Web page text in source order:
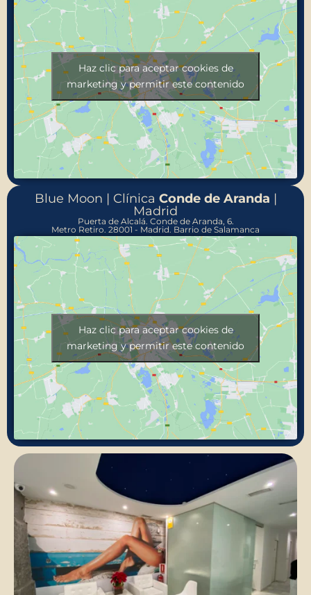
Haz clic para aceptar cookies de
marketing y permitir este contenido
Blue Moon | Clínica Conde de Aranda |
Madrid
Puerta de Alcalá. Conde de Aranda, 6.
Metro Retiro. 28001 - Madrid. Barrio de Salamanca
Haz clic para aceptar cookies de
marketing y permitir este contenido